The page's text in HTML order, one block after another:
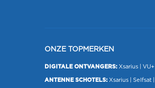
ONZE TOPMERKEN
DIGITALE ONTVANGERS: Xsarius VU+
ANTENNE SCHOTELS: Xsarius Selfsat